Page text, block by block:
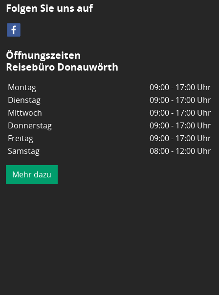
Folgen Sie uns auf
Öffnungszeiten
Reisebüro Donauwörth
Montag
09:00 - 17:00 Uhr
Dienstag
09:00 - 17:00 Uhr
Mittwoch
09:00 - 17:00 Uhr
Donnerstag
09:00 - 17:00 Uhr
Freitag
09:00 - 17:00 Uhr
Samstag
08:00 - 12:00 Uhr
Mehr dazu